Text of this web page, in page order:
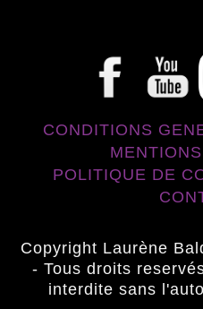
CONDITIONS
POLITIQUE DE
Copyright Laurène
- Tous droits
interdite sans